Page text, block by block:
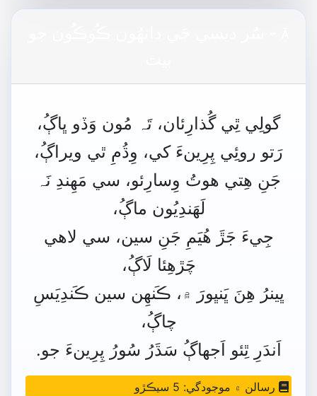
گولِي ٿِي گُذارِئان،تَہ مُون وَڏو ڀاڳُ،
رَتو روئِي پِرِينءَ کي، وِڌُمِ ٿي ويراڳُ،
جَنِ ھِتي ھوتُ وِسارِئو، سي مَهِندِنَہ
لَھَندِيُون ماڳُ،
جِيءَ جَڙَ ھُيَمِ جَنِ سين، سي لاھي
چَڙھِئا لَاڳُ،
ڀينرُ ھِنَ ڀَنڀورَ ۾، ڪَنھِن سين ڪَندِيَسِ
چاڳُ،
اَندَرِ ٿِئو اَجهاڳُ سَڌَرُ سُورُ پِرِينءَ جو.
رسالن ۾ موجودگي: 5 سيڪڙو